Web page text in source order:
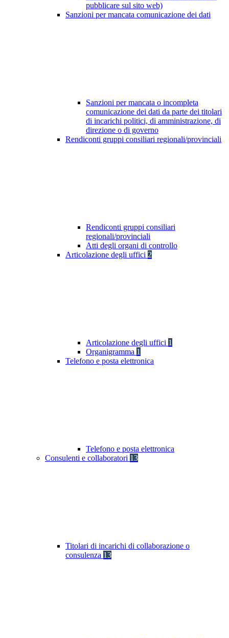
pubblicare sul sito web)
Sanzioni per mancata comunicazione dei dati
Sanzioni per mancata o incompleta
comunicazione dei dati da parte dei titolari
di incarichi politici, di amministrazione, di
direzione o di governo
Rendiconti gruppi consiliari regionali/provinciali
Rendiconti gruppi consiliari
regionali/provinciali
Atti degli organi di controllo
Articolazione degli uffici 2
Articolazione degli uffici 1
Organigramma 1
Telefono e posta elettronica
Telefono e posta elettronica
Consulenti e collaboratori 13
Titolari di incarichi di collaborazione o
consulenza 13